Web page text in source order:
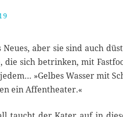
S
e
p
t
e
Neues, aber sie sind auch
die sich betrinken, mit
»Gelbes Wasser mit
ein Affentheater.«